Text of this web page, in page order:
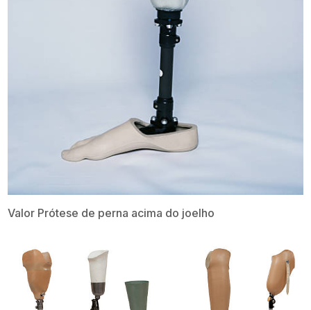
Valor Prótese de perna acima do joelho​